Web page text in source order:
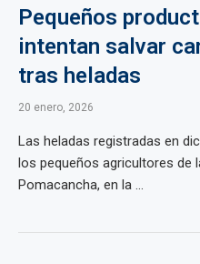
Pequeños
intentan salvar
tras heladas
20 enero, 2026
Las heladas registradas en
los pequeños agricultores de
Pomacancha, en la ...